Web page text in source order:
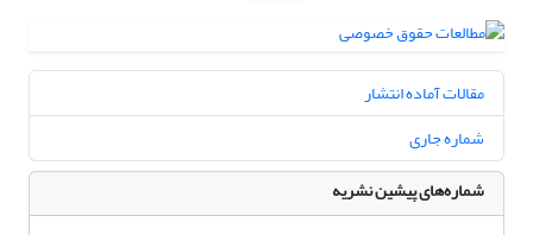
مقالات آماده انتشار
شماره جاری
شماره‌های پیشین نشریه